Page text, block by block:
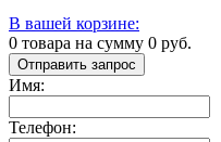
В вашей корзине:
0 товара на сумму 0 руб.
Отправить запрос
Имя:
Телефон: